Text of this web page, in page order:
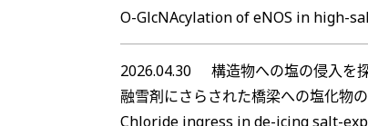
O-GlcNAcylation of eNOS in high-
2026.04.30
構造物への塩の侵入を
融雪剤にさらされた橋梁への塩化物
Chloride ingress in de-icing salt-